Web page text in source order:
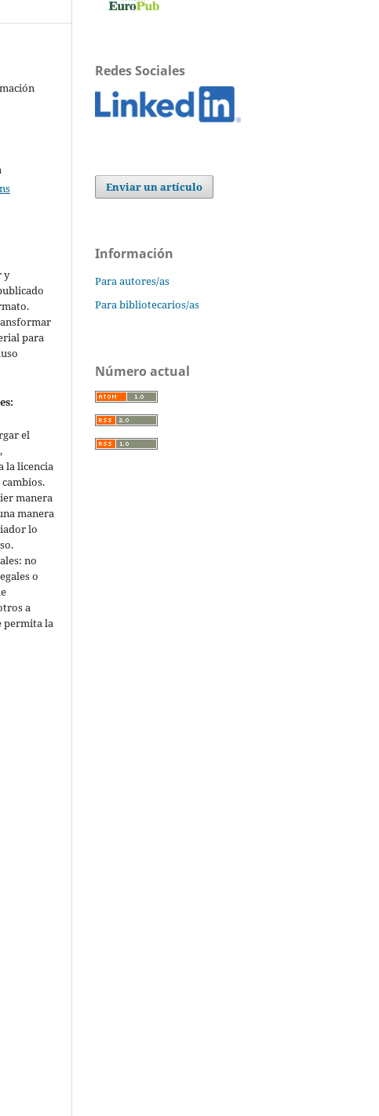
y
para
el
la licencia
manera
manera
lo
no
o
a
permita la
Redes Sociales
Enviar un artículo
Información
Para autores/as
Para bibliotecarios/as
Número actual